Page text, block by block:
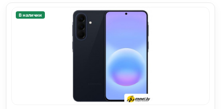
В наличии